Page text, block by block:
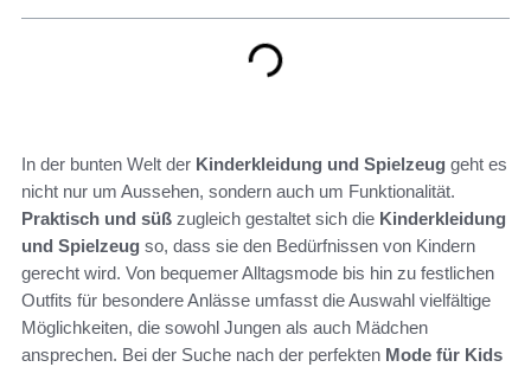
In der bunten Welt der Kinderkleidung und Spielzeug geht es
nicht nur um Aussehen, sondern auch um Funktionalität.
Praktisch und süß zugleich gestaltet sich die Kinderkleidung
und Spielzeug so, dass sie den Bedürfnissen von Kindern
gerecht wird. Von bequemer Alltagsmode bis hin zu festlichen
Outfits für besondere Anlässe umfasst die Auswahl vielfältige
Möglichkeiten, die sowohl Jungen als auch Mädchen
ansprechen. Bei der Suche nach der perfekten Mode für Kids